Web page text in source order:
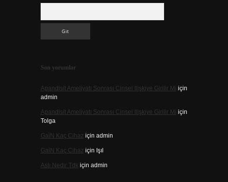
Son yorumlar
Apandisit Ameliyatı Sonrası Cinsel Ilişkiye Girilir Mi için
admin
Apandisit Ameliyatı Sonrası Cinsel Ilişkiye Girilir Mi için
Tolga
Gai̇N Kaç Cihaz için admin
Gai̇N Kaç Cihaz için Işıl
Aslı Nedir Tdk için admin